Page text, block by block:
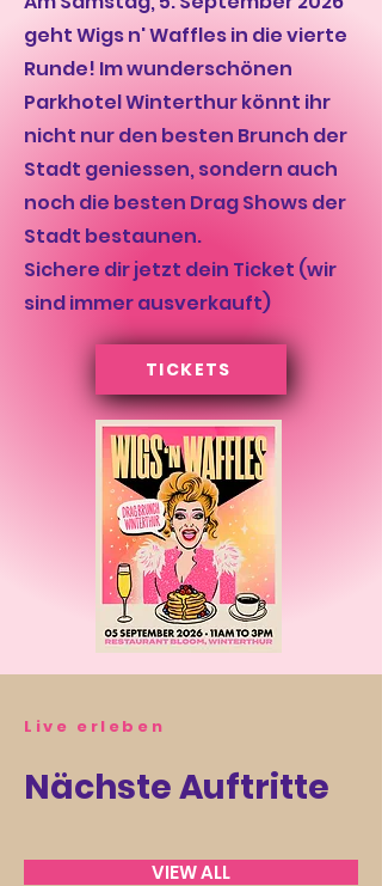
geht Wigs n' Waffles in die vierte
Runde! Im wunderschönen
Parkhotel Winterthur könnt ihr
nicht nur den besten Brunch der
Stadt geniessen, sondern auch
noch die besten Drag Shows der
Stadt bestaunen.
Sichere dir jetzt dein Ticket (wir
sind immer ausverkauft)
TICKETS
Live erleben
Nächste Auftritte
VIEW ALL